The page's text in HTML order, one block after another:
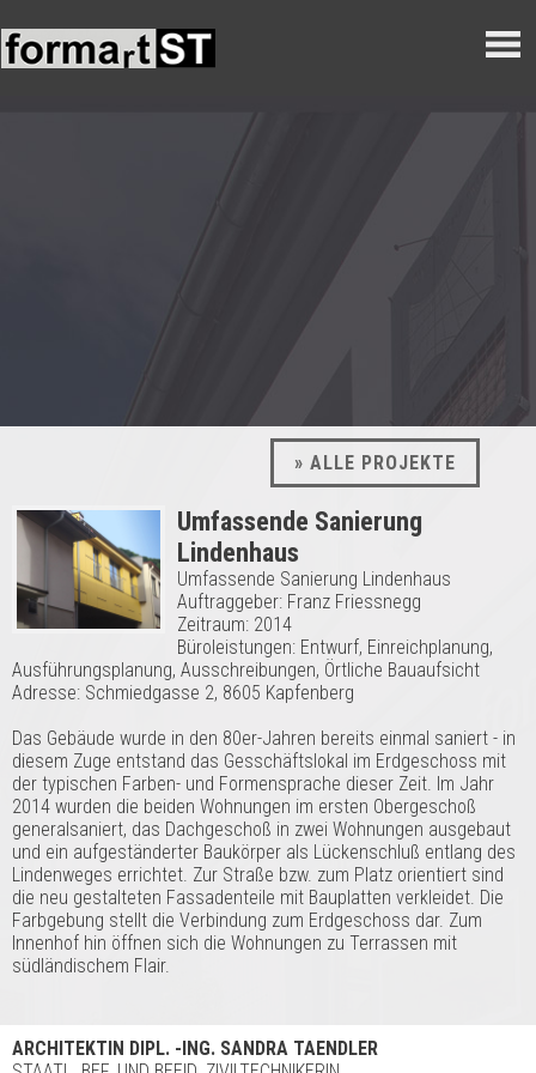
» ALLE PROJEKTE
Umfassende Sanierung
Lindenhaus
Umfassende Sanierung Lindenhaus
Auftraggeber: Franz Friessnegg
Zeitraum: 2014
Büroleistungen: Entwurf, Einreichplanung,
Ausführungsplanung, Ausschreibungen, Örtliche Bauaufsicht
Adresse: Schmiedgasse 2, 8605 Kapfenberg
Das Gebäude wurde in den 80er-Jahren bereits einmal saniert - in
diesem Zuge entstand das Gesschäftslokal im Erdgeschoss mit
der typischen Farben- und Formensprache dieser Zeit. Im Jahr
2014 wurden die beiden Wohnungen im ersten Obergeschoß
generalsaniert, das Dachgeschoß in zwei Wohnungen ausgebaut
und ein aufgeständerter Baukörper als Lückenschluß entlang des
Lindenweges errichtet. Zur Straße bzw. zum Platz orientiert sind
die neu gestalteten Fassadenteile mit Bauplatten verkleidet. Die
Farbgebung stellt die Verbindung zum Erdgeschoss dar. Zum
Innenhof hin öffnen sich die Wohnungen zu Terrassen mit
südländischem Flair.
ARCHITEKTIN DIPL. -ING. SANDRA TAENDLER